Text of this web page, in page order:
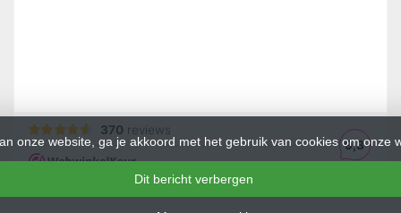
onze website, ga je akkoord met het gebruik van cookies om onze
Dit bericht verbergen